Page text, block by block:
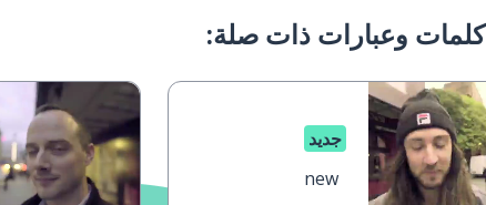
كلمات وعبارات ذات صلة:
جديد
new